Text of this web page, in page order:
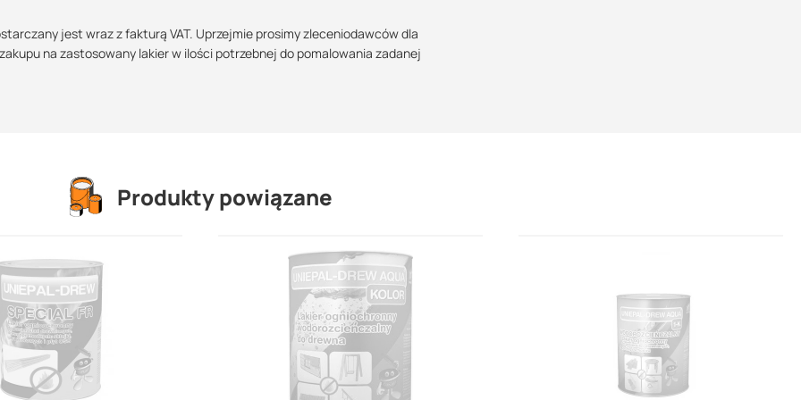
jest wraz z fakturą VAT. Uprzejmie prosimy zleceniodawców dla
na zastosowany lakier w ilości potrzebnej do pomalowania zadanej
drewna, wg kolorystyki producenta.
kolejnymi zabiegami jest uzależniony od temperatury i wilgotności
się wykonać pierwsze naniesienie cienką warstwą, a po wyschnięciu
Bezpośrednio po zakończeniu prac należy dokładnie oczyścić
Produkty powiązane